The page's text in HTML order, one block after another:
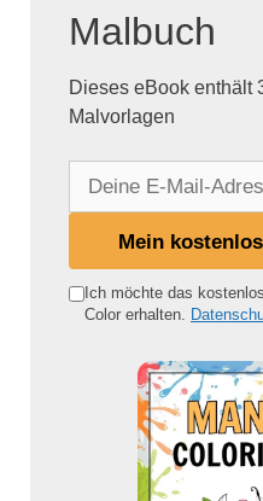
Malbuch
Dieses eBook enthält
Malvorlagen
e
Mein
Ich möchte das
Color erhalten.